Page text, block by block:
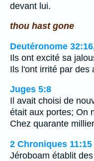
devant lui.
thou hast gone
Deutéronome
Ils ont excité sa
Ils l'ont irrité par
Juges 5:8
Il avait choisi de
était aux portes; On
Chez quarante
2 Chroniques 11:15
Jéroboam établit